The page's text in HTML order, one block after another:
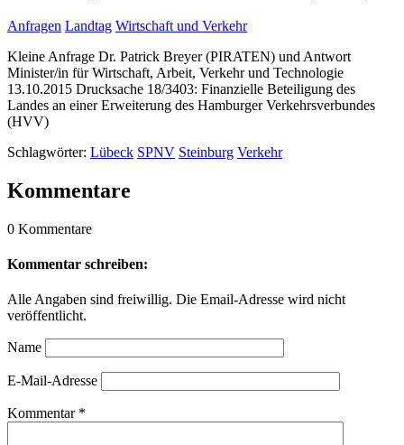
Anfragen Landtag Wirtschaft und Verkehr
Kleine Anfrage Dr. Patrick Breyer (PIRATEN) und Antwort
Minister/in für Wirtschaft, Arbeit, Verkehr und Technologie
13.10.2015 Drucksache 18/3403: Finanzielle Beteiligung des
Landes an einer Erweiterung des Hamburger Verkehrsverbundes
(HVV)
Schlagwörter: Lübeck SPNV Steinburg Verkehr
Kommentare
0 Kommentare
Kommentar schreiben:
Alle Angaben sind freiwillig. Die Email-Adresse wird nicht
veröffentlicht.
Name
E-Mail-Adresse
Kommentar *